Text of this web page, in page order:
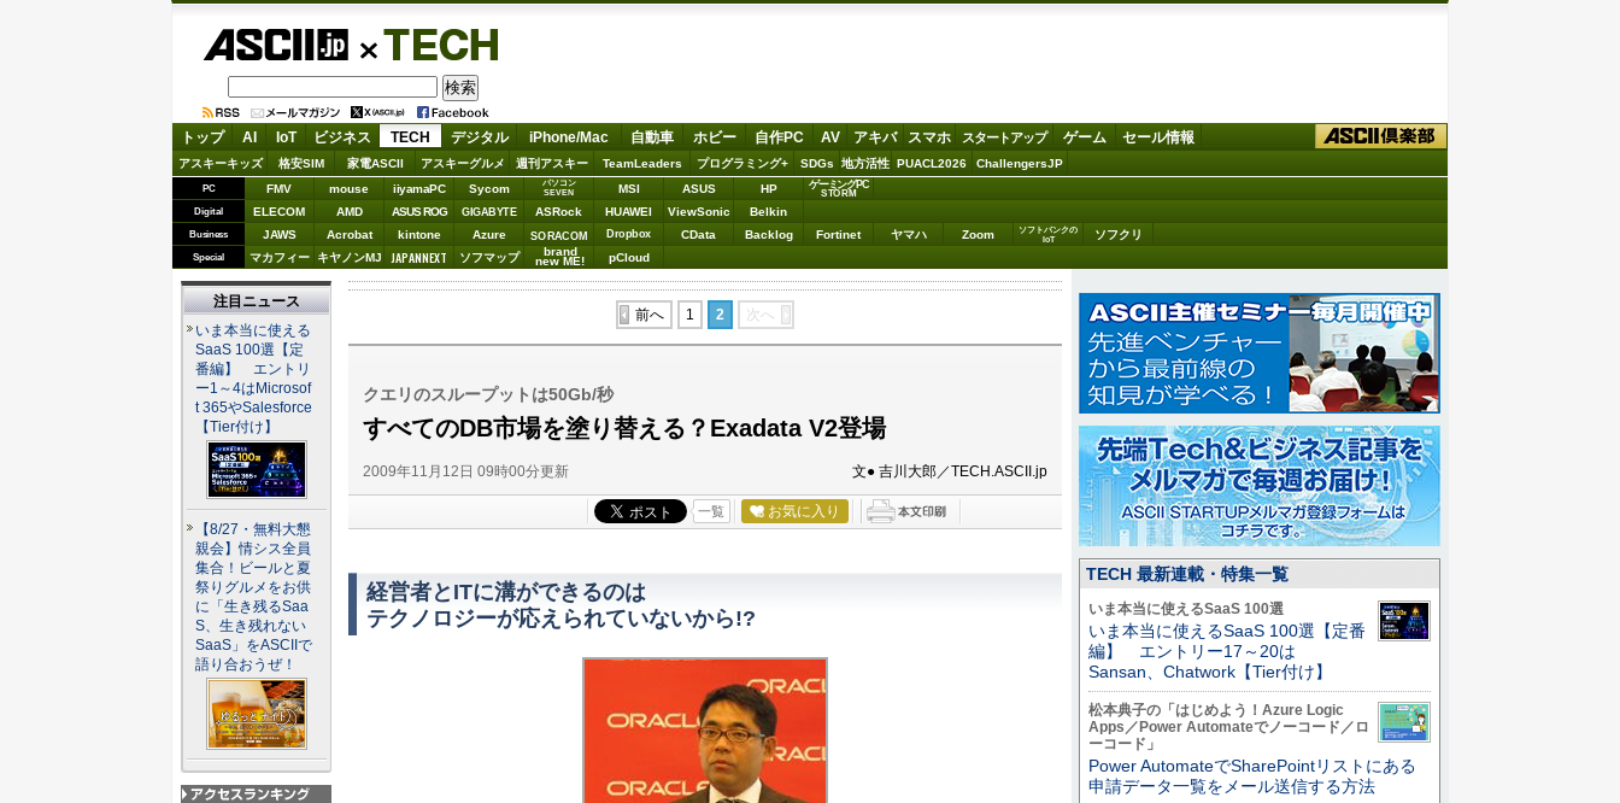
TECH
トップ AI IoT ビジネス TECH デジタル iPhone/Mac 自動車 ホビー 自作PC AV アキバ スマホ スタートアップ ゲーム セール情報
アスキーキッズ 格安SIM 家電ASCII アスキーグルメ 週刊アスキー TeamLeaders プログラミング+ SDGs 地方活性 PUACL2026 ChallengersJP
PC FMV mouse iiyamaPC Sycom
パソコン
SEVEN
MSI ASUS HP ゲーミングPC
STORM
Digital ELECOM AMD ASUS ROG GIGABYTE ASRock HUAWEI ViewSonic Belkin
Business JAWS Acrobat kintone Azure SORACOM Dropbox CData Backlog Fortinet ヤマハ Zoom
ソフトバンクの
IoT
ソフクリ
Special マカフィー キヤノンMJ JAPANNEXT ソフマップ brand
new ME! pCloud
前へ 1 2 次へ
クエリのスループットは50Gb/秒
すべてのDB市場を塗り替える？Exadata V2登場
2009年11月12日 09時00分更新 文● 吉川大郎／TECH.ASCII.jp
一覧 お気に入り
経営者とITに溝ができるのは
テクノロジーが応えられていないから!?
注目ニュース
いま本当に使える
SaaS 100選【定
番編】 エントリ
ー1～4はMicrosof
t 365やSalesforce
【Tier付け】
【8/27・無料大懇
親会】情シス全員
集合！ビールと夏
祭りグルメをお供
に「生き残るSaa
S、生き残れない
SaaS」をASCIIで
語り合おうぜ！
TECH 最新連載・特集一覧
いま本当に使えるSaaS 100選
いま本当に使えるSaaS 100選【定番
編】 エントリー17～20は
Sansan、Chatwork【Tier付け】
松本典子の「はじめよう！Azure Logic
Apps／Power Automateでノーコード／ロ
ーコード」
Power AutomateでSharePointリストにある
申請データ一覧をメール送信する方法